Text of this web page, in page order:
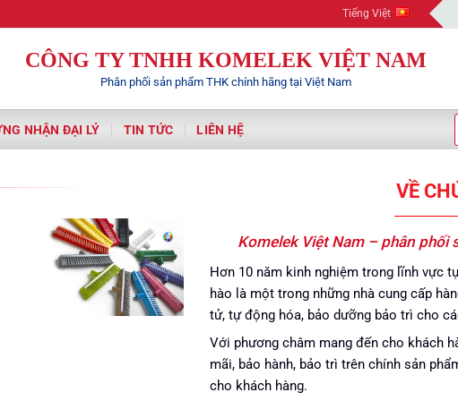
Tiếng Việt
Komelek | Your
CÔNG TY TNHH KOMELEK VIỆT NAM
Phân phối sản phẩm THK chính hãng tại Việt Nam
NHẬN ĐẠI LÝ TIN TỨC LIÊN HỆ
VỀ
Komelek Việt Nam – phân phối
Hơn 10 năm kinh nghiệm trong lĩnh vực
hào là một trong những nhà cung cấp
tử, tự động hóa, bảo dưỡng bảo trì cho
Với phương châm mang đến cho khách
mãi, bảo hành, bảo trì trên chính sản
cho khách hàng.